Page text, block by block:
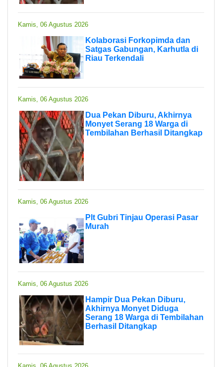
Kamis, 06 Agustus 2026
Kolaborasi Forkopimda dan
Satgas Gabungan, Karhutla di
Riau Terkendali
Kamis, 06 Agustus 2026
Dua Pekan Diburu, Akhirnya
Monyet Serang 18 Warga di
Tembilahan Berhasil Ditangkap
Kamis, 06 Agustus 2026
Plt Gubri Tinjau Operasi Pasar
Murah
Kamis, 06 Agustus 2026
Hampir Dua Pekan Diburu,
Akhirnya Monyet Diduga
Serang 18 Warga di Tembilahan
Berhasil Ditangkap
Kamis, 06 Agustus 2026